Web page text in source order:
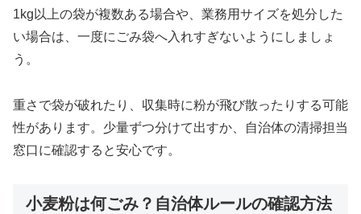
1kg以上の袋が複数ある場合や、業務用サイズを処分した
い場合は、一度にごみ袋へ入れすぎないようにしましょ
う。
重さで袋が破れたり、収集時に粉が飛び散ったりする可能
性があります。少量ずつ分けて出すか、自治体の清掃担当
窓口に確認すると安心です。
小麦粉は何ごみ？自治体ルールの確認方法